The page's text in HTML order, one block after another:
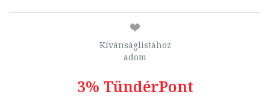
Kívánságlistához
adom
3% TündérPont